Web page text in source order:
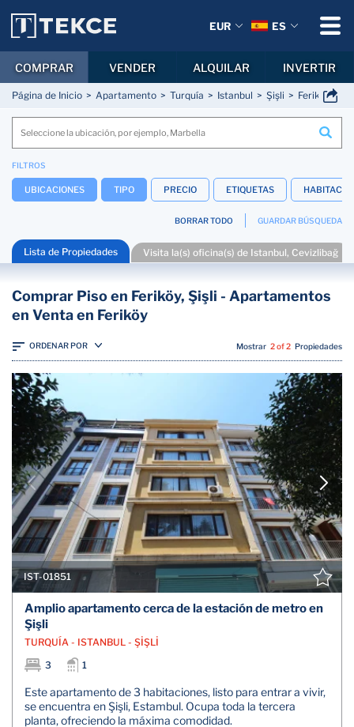
Página de Inicio Apartamento Turquía Istanbul Şişli Feriköy
FILTROS
UBICACIONES TIPO PRECIO ETIQUETAS
BORRAR TODO GUARDAR BÚSQUEDA
Lista de Propiedades Visita la(s) oficina(s) de Istanbul, Cevizlibağ
Comprar Piso en Feriköy, Şişli - Apartamentos
en Venta en Feriköy
ORDENAR POR Mostrar 2 of 2 Propiedades
IST-01851
Amplio apartamento cerca de la estación de metro en
Şişli
TURQUÍA - ISTANBUL - ŞİŞLİ
3
1
Este apartamento de 3 habitaciones, listo para entrar a vivir,
se encuentra en Şişli, Estambul. Ocupa toda la tercera
planta, ofreciendo la máxima comodidad.
EUR ES
COMPRAR VENDER ALQUILAR INVERTIR